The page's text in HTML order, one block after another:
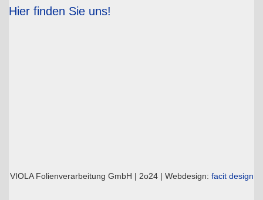
Hier finden Sie uns!
VIOLA Folienverarbeitung GmbH | 2o24 | Webdesign: facit design